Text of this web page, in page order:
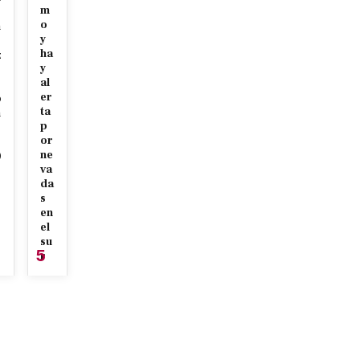
m
o
y
ha
y
al
er
ta
p
or
ne
va
da
s
en
el
su
r
5